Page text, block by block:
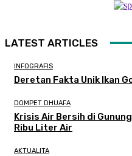
LATEST ARTICLES
INFOGRAFIS
Deretan Fakta Unik Ikan
DOMPET DHUAFA
Krisis Air Bersih di
Ribu Liter Air
AKTUALITA